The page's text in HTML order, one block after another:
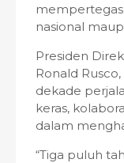
nasional
Presiden
Ronald
dekade
keras,
dalam
“Tiga puluh